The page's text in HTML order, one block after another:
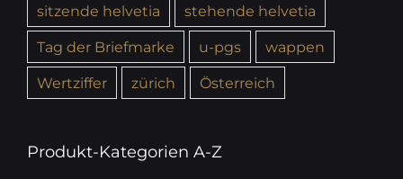
sitzende helvetia
stehende helvetia
Tag der Briefmarke
u-pgs
wappen
Wertziffer
zürich Österreich
Produkt-Kategorien A-Z